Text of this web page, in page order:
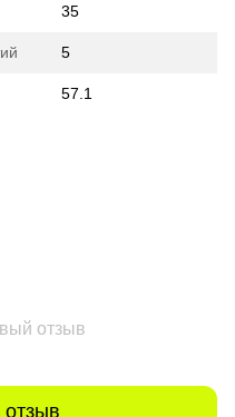
35
5
57.1
отзыв
отзыв